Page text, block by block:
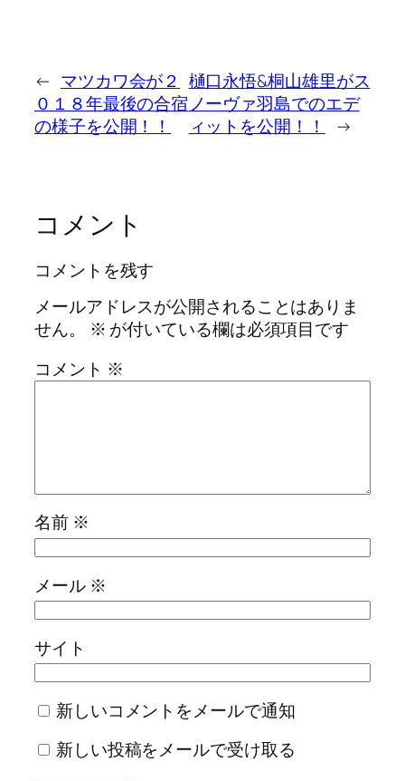
← マツカワ会が２
０１８年最後の合宿
の様子を公開！！
樋口永悟&桐山雄里がス
ノーヴァ羽島でのエデ
ィットを公開！！
→
コメント
コメントを残す
メールアドレスが公開されることはありま
せん。
※ が付いている欄は必須項目です
コメント ※
名前 ※
メール ※
サイト
新しいコメントをメールで通知
新しい投稿をメールで受け取る